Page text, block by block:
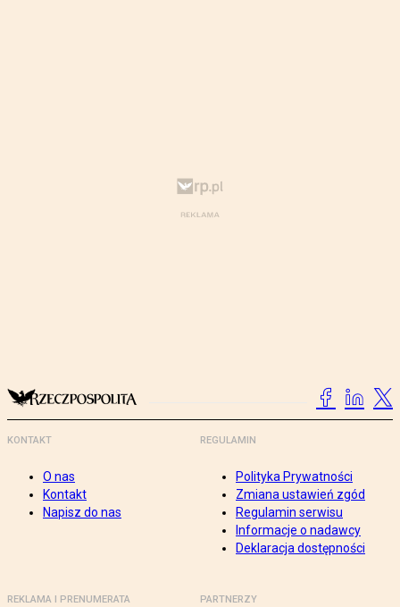
KONTAKT
O nas
Kontakt
Napisz do nas
REGULAMIN
Polityka Prywatności
Zmiana ustawień zgód
Regulamin serwisu
Informacje o nadawcy
Deklaracja dostępności
REKLAMA I PRENUMERATA PARTNERZY